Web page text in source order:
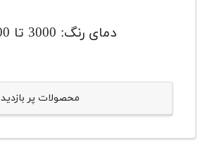
دمای رنگ: 3000 تا 6200 کلوین
محصولات پر بازدید